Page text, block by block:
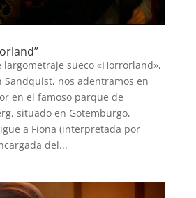
largometraje sueco «Horrorland»,
nos adentramos en
en el famoso parque de
situado en Gotemburgo,
a Fiona (interpretada por
del...